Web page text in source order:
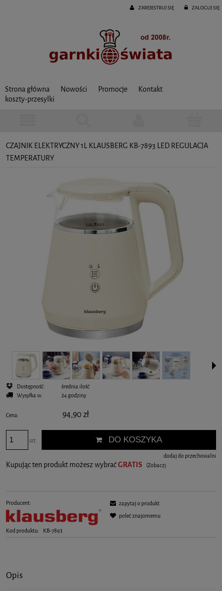
ZAREJESTRUJ SIĘ ZALOGUJ SIĘ
Strona główna Nowości Promocje
Kontakt
koszty-przesylki
CZAJNIK ELEKTRYCZNY 1L KLAUSBERG KB-7893 LED REGULACJA
TEMPERATURY
Dostępność:
średnia ilość
Wysyłka w:
24 godziny
Cena: 94,90 zł
szt. DO KOSZYKA
dodaj do przechowalni
Kupując ten produkt możesz wybraćGRATIS (Zobacz)
Producent:
Kod produktu: KB-7893
zapytaj o produkt
poleć znajomemu
Opis